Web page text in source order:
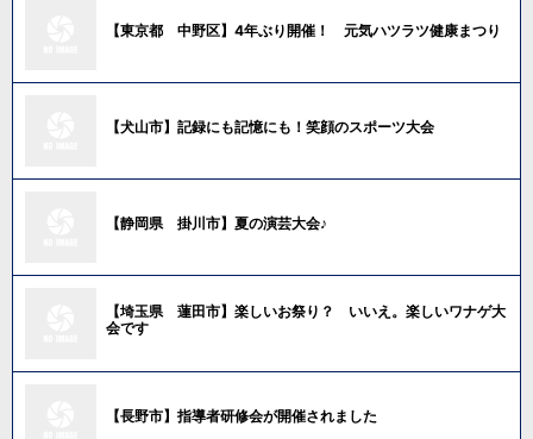
【東京都 中野区】4年ぶり開催！ 元気ハツラツ健康まつり
【犬山市】記録にも記憶にも！笑顔のスポーツ大会
【静岡県 掛川市】夏の演芸大会♪
【埼玉県 蓮田市】楽しいお祭り？ いいえ。楽しいワナゲ大
会です
【長野市】指導者研修会が開催されました